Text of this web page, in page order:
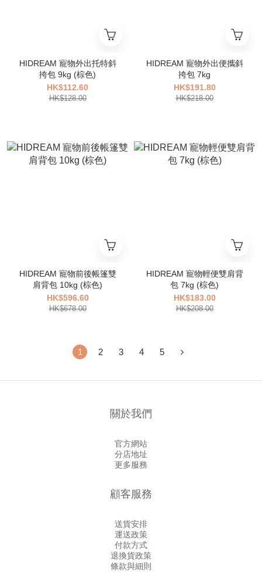
HIDREAM 寵物外出托特斜
挎包 9kg (棕色)
HK$112.60
HK$128.00
HIDREAM 寵物外出便攜斜
挎包 7kg
HK$191.80
HK$218.00
HIDREAM 寵物前後帳篷雙
肩背包 10kg (棕色)
HK$596.60
HK$678.00
HIDREAM 寵物輕便雙肩背
包 7kg (棕色)
HK$183.00
HK$208.00
1 2 3 4 5
關於我們
官方網站
分店地址
更多服務
顧客服務
送貨安排
運送政策
付款方式
退換貨政策
條款與細則